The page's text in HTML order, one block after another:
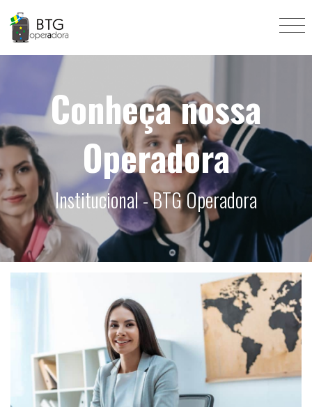
Conheça nossa
Operadora
Institucional - BTG Operadora